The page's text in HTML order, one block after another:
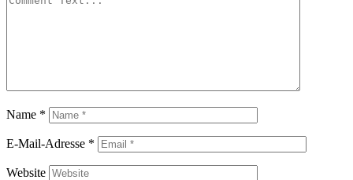
Name *
E-Mail-Adresse *
Website